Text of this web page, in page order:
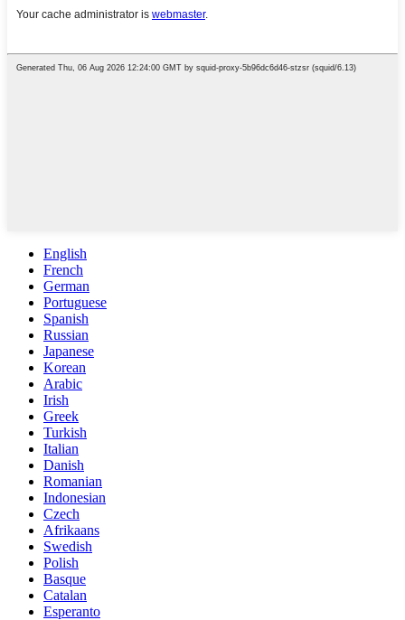
English
French
German
Portuguese
Spanish
Russian
Japanese
Korean
Arabic
Irish
Greek
Turkish
Italian
Danish
Romanian
Indonesian
Czech
Afrikaans
Swedish
Polish
Basque
Catalan
Esperanto